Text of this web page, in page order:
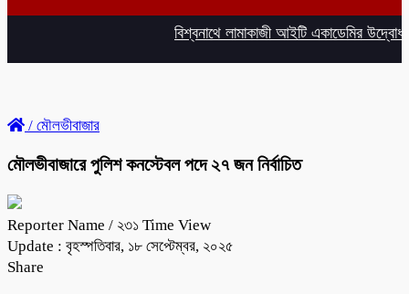
বিশ্বনাথে লামাকাজী আইটি একাডেমির উদ্বোধন
/ মৌলভীবাজার
মৌলভীবাজারে পুলিশ কনস্টেবল পদে ২৭ জন নির্বাচিত
Reporter Name / ২৩১ Time View
Update : বৃহস্পতিবার, ১৮ সেপ্টেম্বর, ২০২৫
Share